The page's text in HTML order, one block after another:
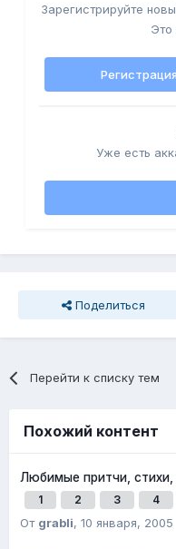
Зарегистрируйте
Это
Уже есть
Поделиться
Перейти к списку тем
Похожий контент
Любимые притчи, стихи,
1 2 3 4
От grabli, 10 января, 2005